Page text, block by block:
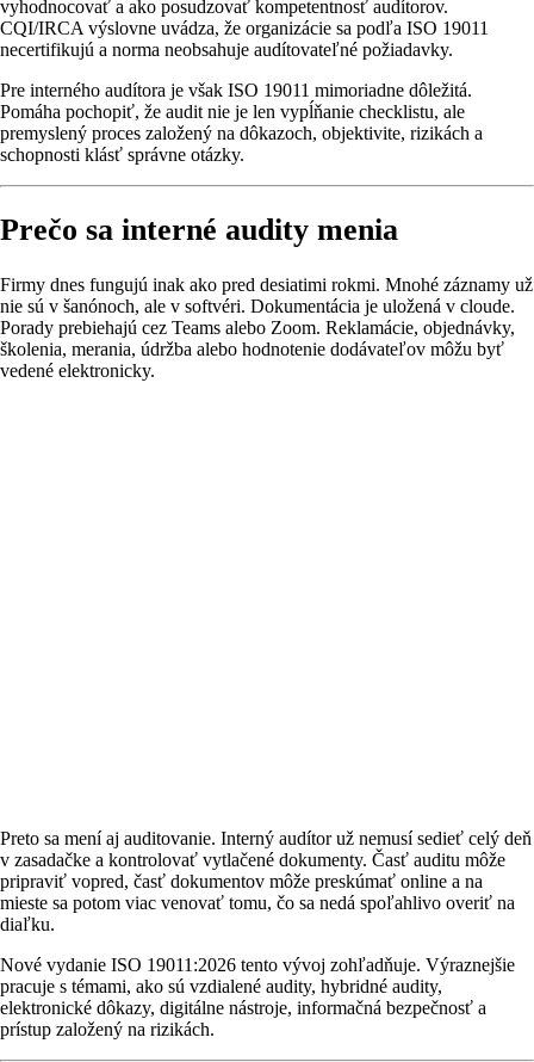
vyhodnocovať a ako posudzovať kompetentnosť audítorov.
CQI/IRCA výslovne uvádza, že organizácie sa podľa ISO 19011
necertifikujú a norma neobsahuje audítovateľné požiadavky.
Pre interného audítora je však ISO 19011 mimoriadne dôležitá.
Pomáha pochopiť, že audit nie je len vypĺňanie checklistu, ale
premyslený proces založený na dôkazoch, objektivite, rizikách a
schopnosti klásť správne otázky.
Prečo sa interné audity menia
Firmy dnes fungujú inak ako pred desiatimi rokmi. Mnohé záznamy už
nie sú v šanónoch, ale v softvéri. Dokumentácia je uložená v cloude.
Porady prebiehajú cez Teams alebo Zoom. Reklamácie, objednávky,
školenia, merania, údržba alebo hodnotenie dodávateľov môžu byť
vedené elektronicky.
Preto sa mení aj auditovanie. Interný audítor už nemusí sedieť celý deň
v zasadačke a kontrolovať vytlačené dokumenty. Časť auditu môže
pripraviť vopred, časť dokumentov môže preskúmať online a na
mieste sa potom viac venovať tomu, čo sa nedá spoľahlivo overiť na
diaľku.
Nové vydanie ISO 19011:2026 tento vývoj zohľadňuje. Výraznejšie
pracuje s témami, ako sú vzdialené audity, hybridné audity,
elektronické dôkazy, digitálne nástroje, informačná bezpečnosť a
prístup založený na rizikách.